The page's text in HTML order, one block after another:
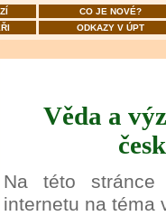
CO JE NOVÉ?
ODKAZY V ÚPT
Věda a
Na této
internetu na téma